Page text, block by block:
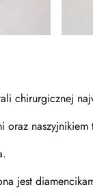
chirurgicznej
jest